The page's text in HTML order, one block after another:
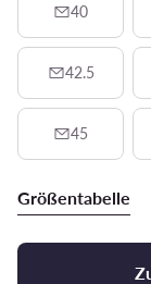
40
42.5
45
Größentabelle